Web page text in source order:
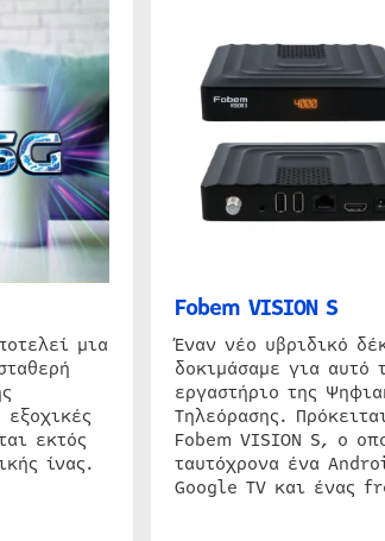
μια
εκτός
ίνας.
Fobem VISION S
Έναν νέο υβριδικό
δοκιμάσαμε για αυτό
εργαστήριο της
Τηλεόρασης.
Fobem VISION S, ο
ταυτόχρονα ένα
Google TV και ένας